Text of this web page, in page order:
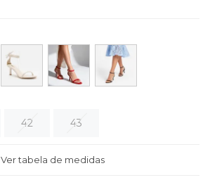
42 43
Ver tabela de medidas